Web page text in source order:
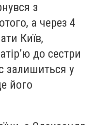
з
а через 4
Київ,
до сестри
залишиться у
його